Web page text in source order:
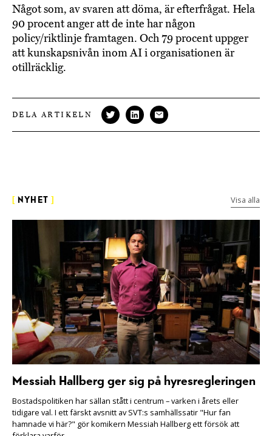
Något som, av svaren att döma, är efterfrågat. Hela
90 procent anger att de inte har någon
policy/riktlinje framtagen. Och 79 procent uppger
att kunskapsnivån inom AI i organisationen är
otillräcklig.
DELA ARTIKELN
NYHET Visa alla
Messiah Hallberg ger sig på hyresregleringen
Bostadspolitiken har sällan stått i centrum – varken i årets eller
tidigare val. I ett färskt avsnitt av SVT:s samhällssatir "Hur fan
hamnade vi här?" gör komikern Messiah Hallberg ett försök att